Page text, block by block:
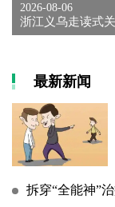
2026-08-06
最新新闻